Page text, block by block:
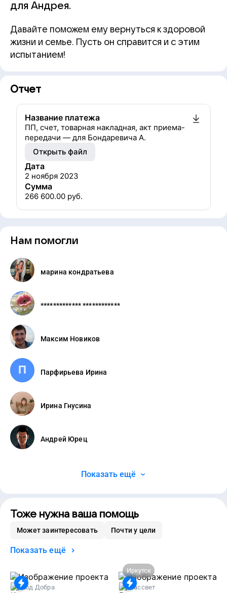
для Андрея.
Давайте поможем ему вернуться к здоровой
жизни и семье. Пусть он справится и с этим
испытанием!
Отчет
Название платежа
ПП, счет, товарная накладная, акт приема-
передачи — для Бондаревича А.
Открыть файл
Дата
2 ноября 2023
Сумма
266 600.00 руб.
Нам помогли
марина кондратьева
************* ************
Максим Новиков
Парфирьева Ирина
Ирина Гнусина
Андрей Юрец
Показать ещё
Тоже нужна ваша помощь
Может заинтересовать Почти у цели
Показать ещё
Код Добра
Иркутск
Рассвет